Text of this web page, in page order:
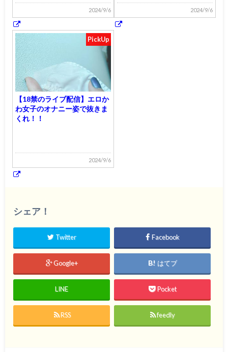
2024/9/6 2024/9/6
PickUp
【18禁のライブ配信】エロか
わ女子のオナニー姿で抜きま
くれ！！
2024/9/6
シェア！
Twitter Facebook
Google+ はてブ
LINE Pocket
RSS feedly